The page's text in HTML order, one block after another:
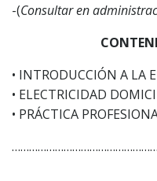
-(Consultar en
• INTRODUCCIÓN A LA
• ELECTRICIDAD
• PRÁCTICA